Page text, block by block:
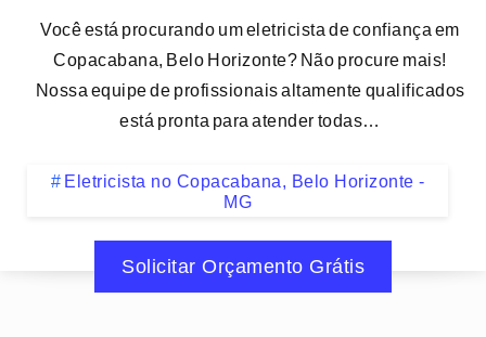
Você está procurando um eletricista de confiança em
Copacabana, Belo Horizonte? Não procure mais!
Nossa equipe de profissionais altamente qualificados
está pronta para atender todas…
Eletricista no Copacabana, Belo Horizonte -
MG
Solicitar Orçamento Grátis